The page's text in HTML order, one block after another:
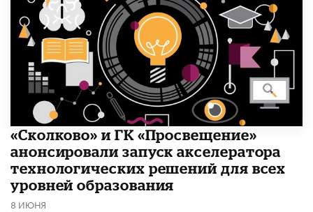
«Сколково» и ГК «Просвещение»
анонсировали запуск акселератора
технологических решений для всех
уровней образования
8 ИЮНЯ